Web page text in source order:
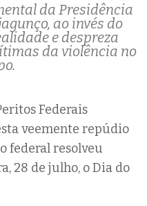
da Presidência
ao invés do
e despreza
da violência no
Federais
veemente repúdio
federal resolveu
28 de julho, o Dia do